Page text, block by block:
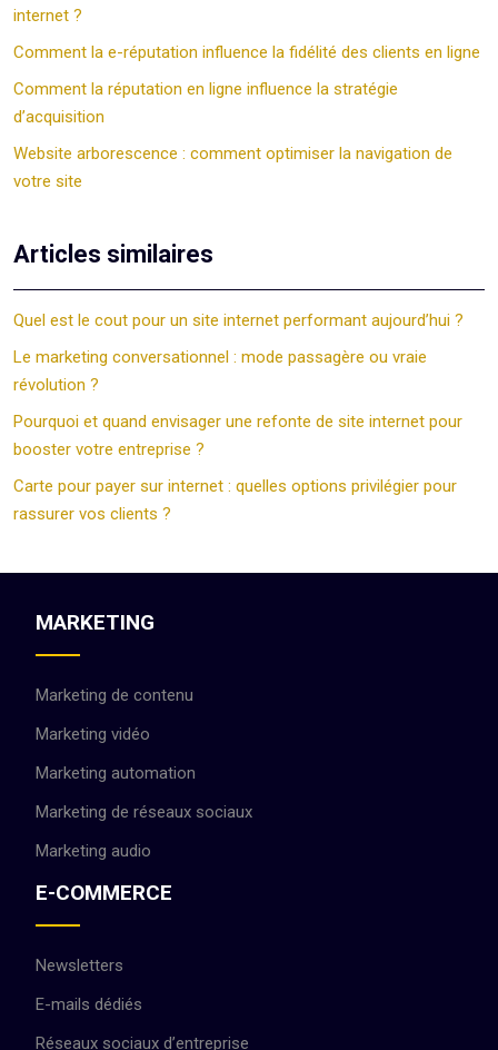
internet ?
Comment la e-réputation influence la fidélité des clients en ligne
Comment la réputation en ligne influence la stratégie
d’acquisition
Website arborescence : comment optimiser la navigation de
votre site
Articles similaires
Quel est le cout pour un site internet performant aujourd’hui ?
Le marketing conversationnel : mode passagère ou vraie
révolution ?
Pourquoi et quand envisager une refonte de site internet pour
booster votre entreprise ?
Carte pour payer sur internet : quelles options privilégier pour
rassurer vos clients ?
MARKETING
Marketing de contenu
Marketing vidéo
Marketing automation
Marketing de réseaux sociaux
Marketing audio
E-COMMERCE
Newsletters
E-mails dédiés
Réseaux sociaux d’entreprise